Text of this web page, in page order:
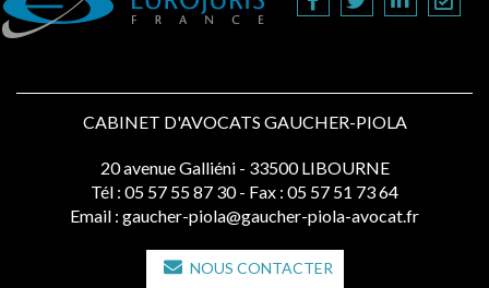
CABINET D'AVOCATS GAUCHER-PIOLA
20 avenue Galliéni - 33500 LIBOURNE
Tél : 05 57 55 87 30 - Fax : 05 57 51 73 64
Email : gaucher-piola@gaucher-piola-avocat.fr
NOUS CONTACTER